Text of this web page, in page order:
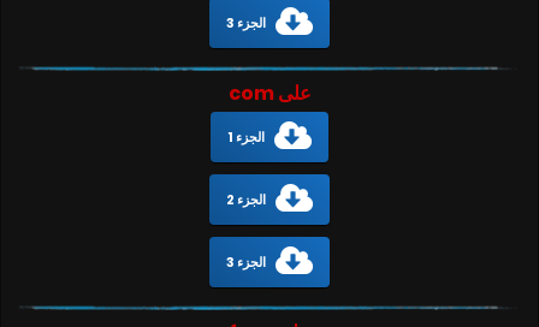
الجزء 3
على com
الجزء 1
الجزء 2
الجزء 3